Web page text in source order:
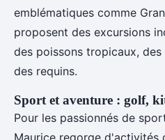
emblématiques comme
proposent des excursions
des poissons tropicaux,
des requins.
Sport et aventure : golf,
Pour les passionnés de
Maurice regorge d'activités